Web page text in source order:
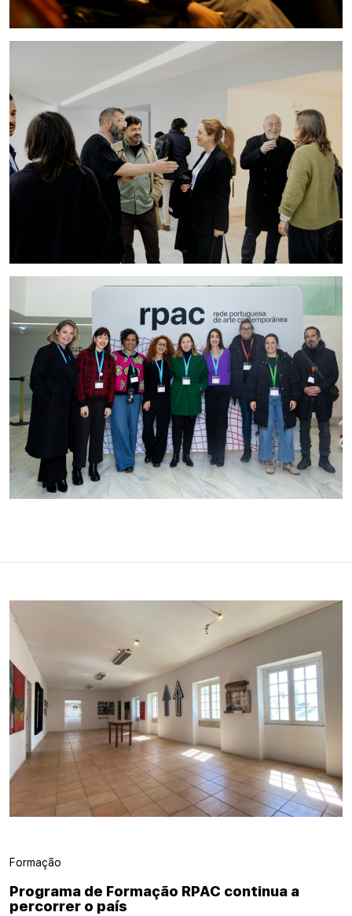
Formação
Programa de Formação RPAC continua a
percorrer o país